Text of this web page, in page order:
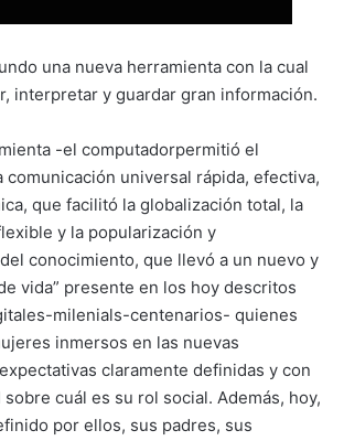
una nueva herramienta con la cual
interpretar y guardar gran información.
-el computadorpermitió el
comunicación universal rápida, efectiva,
que facilitó la globalización total, la
y la popularización y
conocimiento, que llevó a un nuevo y
vida” presente en los hoy descritos
milenials-centenarios- quienes
inmersos en las nuevas
claramente definidas y con
cuál es su rol social. Además, hoy,
por ellos, sus padres, sus